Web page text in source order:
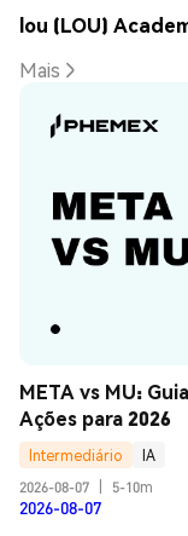
lou (LOU)
Mais
META vs MU:
Ações para 2026
Intermediário
IA
2026-08-07
5-10m
2026-08-07